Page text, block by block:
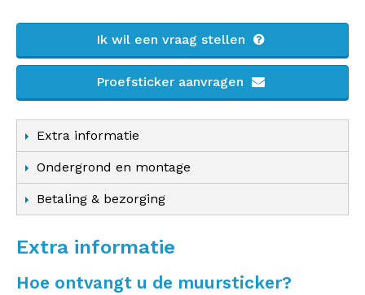
Ik wil een vraag stellen
Proefsticker aanvragen
Extra informatie
Ondergrond en montage
Betaling & bezorging
Extra informatie
Hoe ontvangt u de muursticker?